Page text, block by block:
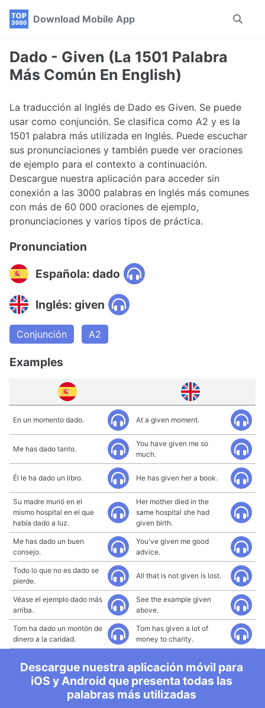
Skip
navigation
Skip
Skip
Download Mobile App
Toggle
Dado - Given (La 1501 Palabra
Más Común En English)
La traducción al Inglés de Dado es Given. Se puede
usar como conjunción. Se clasifica como A2 y es la
1501 palabra más utilizada en Inglés. Puede escuchar
sus pronunciaciones y también puede ver oraciones
de ejemplo para el contexto a continuación.
Descargue nuestra aplicación para acceder sin
conexión a las 3000 palabras en Inglés más comunes
con más de 60 000 oraciones de ejemplo,
pronunciaciones y varios tipos de práctica.
Pronunciation
Española: dado
Inglés: given
Conjunción A2
Examples
En un momento dado. At a given moment.
Me has dado tanto.
You have given me so
much.
Él le ha dado un libro. He has given her a book.
Su madre murió en el
mismo hospital en el que
había dado a luz.
Her mother died in the
same hospital she had
given birth.
Me has dado un buen
consejo.
You've given me good
advice.
Todo lo que no es dado se
pierde.
All that is not given is lost.
Véase el ejemplo dado más
arriba.
See the example given
above.
Tom ha dado un montón de
dinero a la caridad.
Tom has given a lot of
money to charity.
Descargue nuestra aplicación móvil para
iOS y Android que presenta todas las
palabras más utilizadas